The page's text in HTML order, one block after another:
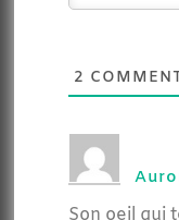
2
Son oeil qui